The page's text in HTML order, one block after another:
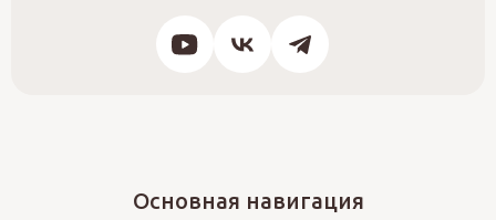
Основная навигация